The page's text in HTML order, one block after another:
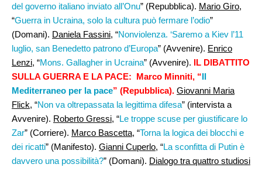
del governo italiano inviato all’Onu” (Repubblica). Mario Giro,
“Guerra in Ucraina, solo la cultura può fermare l’odio”
(Domani). Daniela Fassini, “Nonviolenza. ‘Saremo a Kiev l’11
luglio, san Benedetto patrono d’Europa” (Avvenire). Enrico
Lenzi, “Mons. Gallagher in Ucraina” (Avvenire). IL DIBATTITO
SULLA GUERRA E LA PACE: Marco Minniti, “Il
Mediterraneo per la pace” (Repubblica). Giovanni Maria
Flick, “Non va oltrepassata la legittima difesa” (intervista a
Avvenire). Roberto Gressi, “Le troppe scuse per giustificare lo
Zar” (Corriere). Marco Bascetta, “Torna la logica dei blocchi e
dei ricatti” (Manifesto). Gianni Cuperlo, “La sconfitta di Putin è
davvero una possibilità?” (Domani). Dialogo tra quattro studiosi